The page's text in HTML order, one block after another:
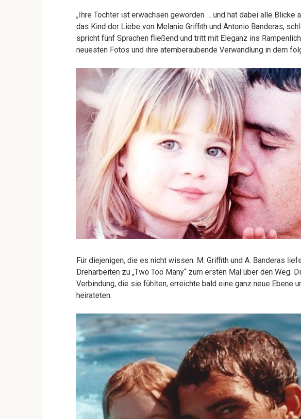
„Ihre Tochter ist erwachsen geworden … und hat dabei alle Blicke
das Kind der Liebe von Melanie Griffith und Antonio Banderas,
spricht fünf Sprachen fließend und tritt mit Eleganz ins
neuesten Fotos und ihre atemberaubende Verwandlung in dem
Für diejenigen, die es nicht wissen: M. Griffith und A. Banderas
Dreharbeiten zu „Two Too Many“ zum ersten Mal über den Weg.
Verbindung, die sie fühlten, erreichte bald eine ganz neue Ebene
heirateten.